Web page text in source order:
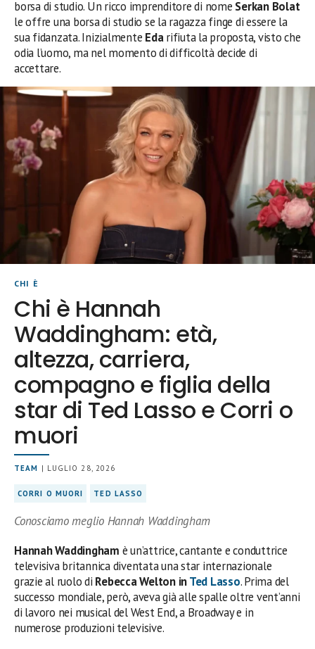
borsa di studio. Un ricco imprenditore di nome Serkan Bolat
le offre una borsa di studio se la ragazza finge di essere la
sua fidanzata. Inizialmente Edarifiuta la proposta, visto che
odia l’uomo, ma nel momento di difficoltà decide di
accettare.
CHI È
Chi è Hannah
Waddingham: età,
altezza, carriera,
compagno e figlia della
star di Ted Lasso e Corri o
muori
TEAM | LUGLIO 28, 2026
CORRI O MUORI TED LASSO
Conosciamo meglio Hannah Waddingham
Hannah Waddingham è un’attrice, cantante e conduttrice
televisiva britannica diventata una star internazionale
grazie al ruolo di Rebecca Welton inTed Lasso. Prima del
successo mondiale, però, aveva già alle spalle oltre vent’anni
di lavoro nei musical del West End, a Broadway e in
numerose produzioni televisive.